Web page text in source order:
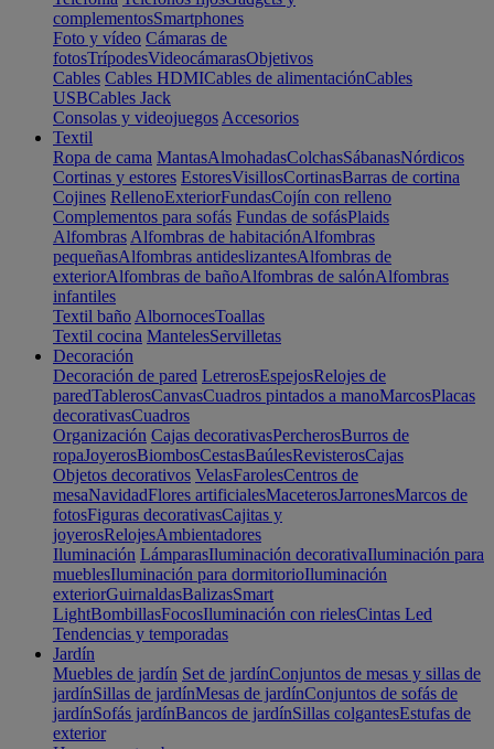
complementosSmartphones
Foto y vídeo Cámaras de
fotosTrípodesVideocámarasObjetivos
Cables Cables HDMICables de alimentaciónCables
USBCables Jack
Consolas y videojuegos Accesorios
Textil
Ropa de cama MantasAlmohadasColchasSábanasNórdicos
Cortinas y estores EstoresVisillosCortinasBarras de cortina
Cojines RellenoExteriorFundasCojín con relleno
Complementos para sofás Fundas de sofásPlaids
Alfombras Alfombras de habitaciónAlfombras
pequeñasAlfombras antideslizantesAlfombras de
exteriorAlfombras de bañoAlfombras de salónAlfombras
infantiles
Textil baño AlbornocesToallas
Textil cocina MantelesServilletas
Decoración
Decoración de pared LetrerosEspejosRelojes de
paredTablerosCanvasCuadros pintados a manoMarcosPlacas
decorativasCuadros
Organización Cajas decorativasPercherosBurros de
ropaJoyerosBiombosCestasBaúlesRevisterosCajas
Objetos decorativos VelasFarolesCentros de
mesaNavidadFlores artificialesMaceterosJarronesMarcos de
fotosFiguras decorativasCajitas y
joyerosRelojesAmbientadores
Iluminación LámparasIluminación decorativaIluminación para
mueblesIluminación para dormitorioIluminación
exteriorGuirnaldasBalizasSmart
LightBombillasFocosIluminación con rielesCintas Led
Tendencias y temporadas
Jardín
Muebles de jardín Set de jardínConjuntos de mesas y sillas de
jardínSillas de jardínMesas de jardínConjuntos de sofás de
jardínSofás jardínBancos de jardínSillas colgantesEstufas de
exterior